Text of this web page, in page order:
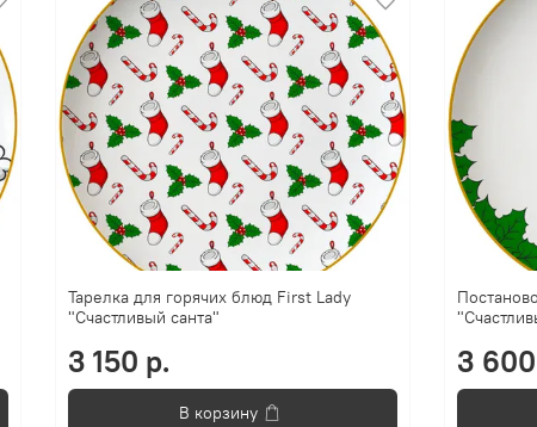
Тарелка для горячих блюд First Lady
"Счастливый санта"
3 150 р.
В корзину
3